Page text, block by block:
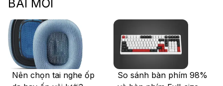
BÀI MỚI
Nên chọn tai nghe ốp
So sánh bàn phím 98%